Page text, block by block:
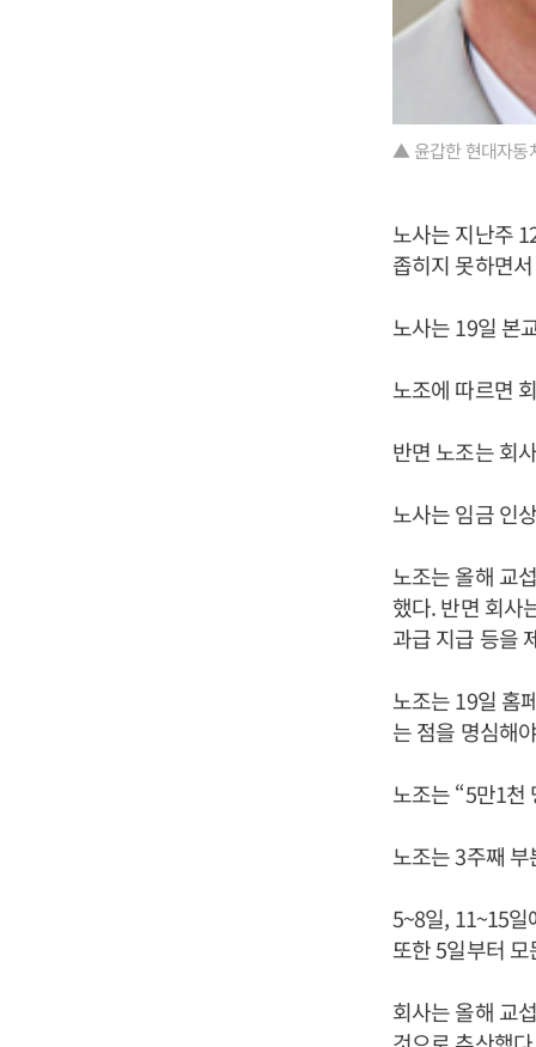
▲ 윤갑한 현대자동
노사는 지난주
좁히지 못하면
노사는 19일 본
노조에 따르면
반면 노조는 회
노사는 임금 인
노조는 올해 교
했다. 반면 회사
과급 지급 등을
노조는 19일 홈
는 점을 명심해
노조는 “5만1천
노조는 3주째
5~8일, 11~15
또한 5일부터
회사는 올해 교